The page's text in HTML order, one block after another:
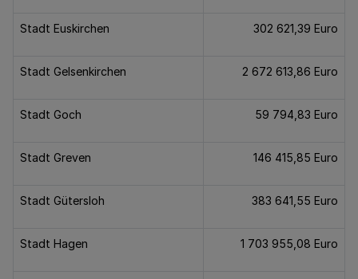
Stadt Euskirchen 302 621,39 Euro
Stadt Gelsenkirchen 2 672 613,86 Euro
Stadt Goch 59 794,83 Euro
Stadt Greven 146 415,85 Euro
Stadt Gütersloh 383 641,55 Euro
Stadt Hagen 1 703 955,08 Euro